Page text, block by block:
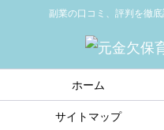
副業の口コミ、評判を徹
ホーム
サイトマップ